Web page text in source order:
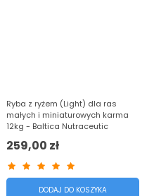
Ryba z ryżem (Light) dla ras
małych i miniaturowych karma
12kg - Baltica Nutraceutic
259,00 zł
DODAJ DO KOSZYKA